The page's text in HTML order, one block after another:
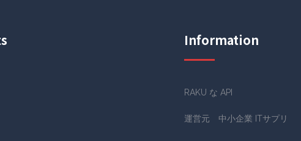
Information
RAKU な API
運営元 中小企業 ITサプリ